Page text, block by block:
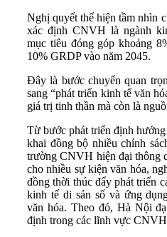
Nghị quyết thể hiện tầm nhìn
xác định CNVH là ngành
mục tiêu đóng góp khoảng
10% GRDP vào năm 2045.
Đây là bước chuyển quan
sang “phát triển kinh tế văn
giá trị tinh thần mà còn là
Từ bước phát triển định
khai đồng bộ nhiều chính
trường CNVH hiện đại thông
cho nhiều sự kiện văn hóa,
đồng thời thúc đẩy phát triển
kinh tế di sản số và ứng
văn hóa. Theo đó, Hà Nội
định trong các lĩnh vực